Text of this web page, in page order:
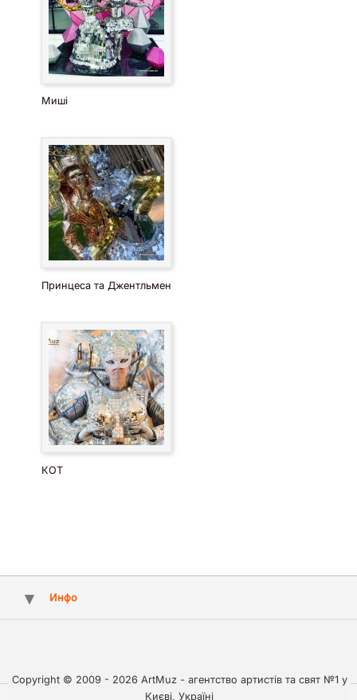
Миші
Принцеса та Джентльмен
КОТ
Инфо
Copyright © 2009 - 2026 ArtMuz - агентство артистів та свят №1 у
Києві, Україні